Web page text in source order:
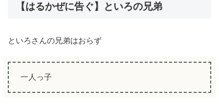
【はるかぜに告ぐ】といろの兄弟
といろさんの兄弟はおらず
一人っ子